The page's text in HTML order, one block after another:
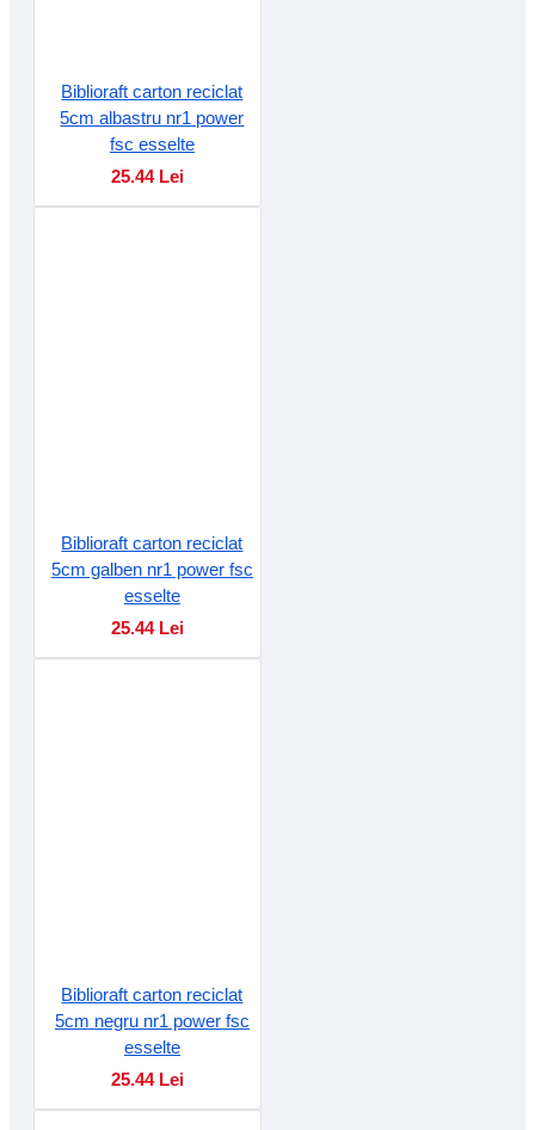
Biblioraft carton reciclat
5cm albastru nr1 power
fsc esselte
25.44 Lei
Biblioraft carton reciclat
5cm galben nr1 power fsc
esselte
25.44 Lei
Biblioraft carton reciclat
5cm negru nr1 power fsc
esselte
25.44 Lei